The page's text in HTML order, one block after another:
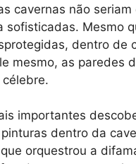
cavernas não
Mesmo
dentro de
mesmo, as paredes
importantes
dentro da
orquestrou a